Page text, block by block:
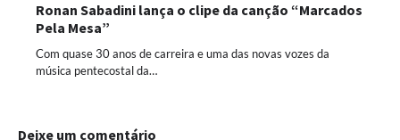
Ronan Sabadini lança o clipe da canção “Marcados
Pela Mesa”
Com quase 30 anos de carreira e uma das novas vozes da
música pentecostal da…
Deixe um comentário